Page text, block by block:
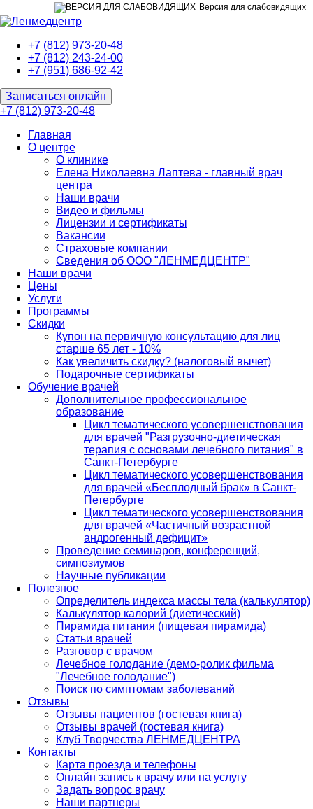
Версия для слабовидящих
+7 (812) 973-20-48
+7 (812) 243-24-00
+7 (951) 686-92-42
Записаться онлайн
+7 (812) 973-20-48
Главная
О центре
О клинике
Елена Николаевна Лаптева - главный врач
центра
Наши врачи
Видео и фильмы
Лицензии и сертификаты
Вакансии
Страховые компании
Сведения об ООО "ЛЕНМЕДЦЕНТР"
Наши врачи
Цены
Услуги
Программы
Скидки
Купон на первичную консультацию для лиц
старше 65 лет - 10%
Как увеличить скидку? (налоговый вычет)
Подарочные сертификаты
Обучение врачей
Дополнительное профессиональное
образование
Цикл тематического усовершенствования
для врачей "Разгрузочно-диетическая
терапия с основами лечебного питания" в
Санкт-Петербурге
Цикл тематического усовершенствования
для врачей «Бесплодный брак» в Санкт-
Петербурге
Цикл тематического усовершенствования
для врачей «Частичный возрастной
андрогенный дефицит»
Проведение семинаров, конференций,
симпозиумов
Научные публикации
Полезное
Определитель индекса массы тела (калькулятор)
Калькулятор калорий (диетический)
Пирамида питания (пищевая пирамида)
Статьи врачей
Разговор с врачом
Лечебное голодание (демо-ролик фильма
"Лечебное голодание")
Поиск по симптомам заболеваний
Отзывы
Отзывы пациентов (гостевая книга)
Отзывы врачей (гостевая книга)
Клуб Творчества ЛЕНМЕДЦЕНТРА
Контакты
Карта проезда и телефоны
Онлайн запись к врачу или на услугу
Задать вопрос врачу
Наши партнеры